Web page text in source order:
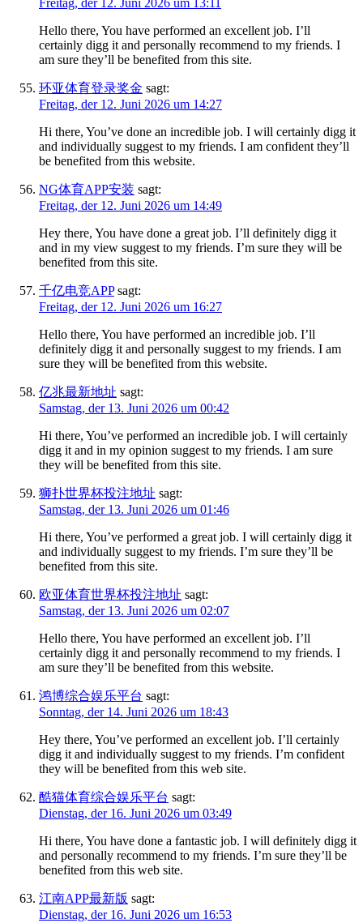
Freitag, der 12. Juni 2026 um 13:11
Hello there, You have performed an excellent job. I’ll
certainly digg it and personally recommend to my friends. I
am sure they’ll be benefited from this site.
环亚体育登录奖金 sagt:
Freitag, der 12. Juni 2026 um 14:27
Hi there, You’ve done an incredible job. I will certainly digg it
and individually suggest to my friends. I am confident they’ll
be benefited from this website.
NG体育APP安装 sagt:
Freitag, der 12. Juni 2026 um 14:49
Hey there, You have done a great job. I’ll definitely digg it
and in my view suggest to my friends. I’m sure they will be
benefited from this site.
千亿电竞APP sagt:
Freitag, der 12. Juni 2026 um 16:27
Hello there, You have performed an incredible job. I’ll
definitely digg it and personally suggest to my friends. I am
sure they will be benefited from this website.
亿兆最新地址 sagt:
Samstag, der 13. Juni 2026 um 00:42
Hi there, You’ve performed an incredible job. I will certainly
digg it and in my opinion suggest to my friends. I am sure
they will be benefited from this site.
狮扑世界杯投注地址 sagt:
Samstag, der 13. Juni 2026 um 01:46
Hi there, You’ve performed a great job. I will certainly digg it
and individually suggest to my friends. I’m sure they’ll be
benefited from this site.
欧亚体育世界杯投注地址 sagt:
Samstag, der 13. Juni 2026 um 02:07
Hello there, You have performed an excellent job. I’ll
certainly digg it and personally recommend to my friends. I
am sure they’ll be benefited from this website.
鸿博综合娱乐平台 sagt:
Sonntag, der 14. Juni 2026 um 18:43
Hey there, You’ve performed an excellent job. I’ll certainly
digg it and individually suggest to my friends. I’m confident
they will be benefited from this web site.
酷猫体育综合娱乐平台 sagt:
Dienstag, der 16. Juni 2026 um 03:49
Hi there, You have done a fantastic job. I will definitely digg it
and personally recommend to my friends. I’m sure they’ll be
benefited from this web site.
江南APP最新版 sagt:
Dienstag, der 16. Juni 2026 um 16:53